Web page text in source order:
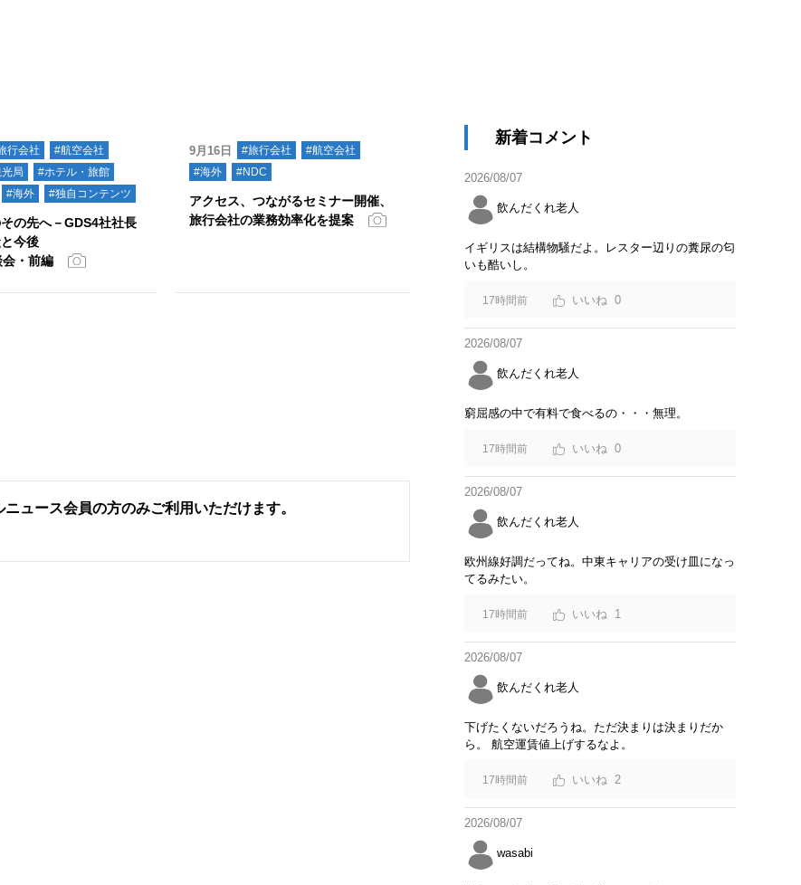
行会社
#航空会社
局
#ホテル・旅館
#海外 #独自コンテンツ
その先へ－GDS4社社長
今後
会・前編
9月16日 #旅行会社
#航空会社
#海外
#NDC
アクセス、つながるセミナー開催、
旅行会社の業務効率化を提案
ュース会員の方のみご利用いただけます。
新着コメント
2026/08/07
飲んだくれ老人
イギリスは結構物騒だよ。レスター辺りの糞尿の匂
いも酷いし。
17時間前 0
2026/08/07
飲んだくれ老人
窮屈感の中で有料で食べるの・・・無理。
17時間前 0
2026/08/07
飲んだくれ老人
欧州線好調だってね。中東キャリアの受け皿になっ
てるみたい。
17時間前 1
2026/08/07
飲んだくれ老人
下げたくないだろうね。ただ決まりは決まりだか
ら。 航空運賃値上げするなよ。
17時間前 2
2026/08/07
wasabi